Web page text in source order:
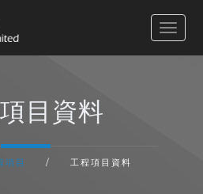
目資料
項目 / 工程項目資料